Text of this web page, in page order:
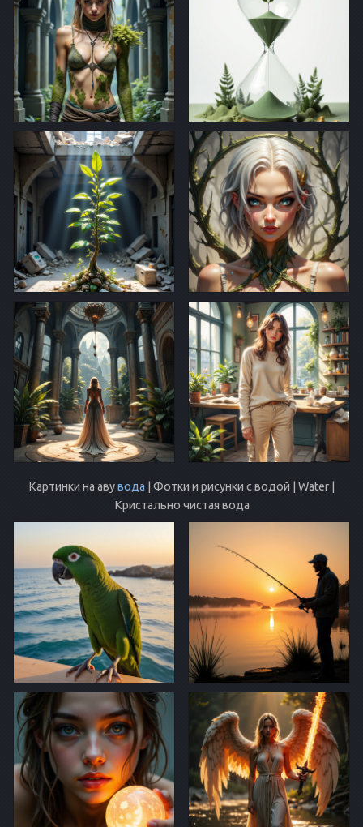
Картинки на авувода | Фотки и рисунки с водой | Water |
Кристально чистая вода